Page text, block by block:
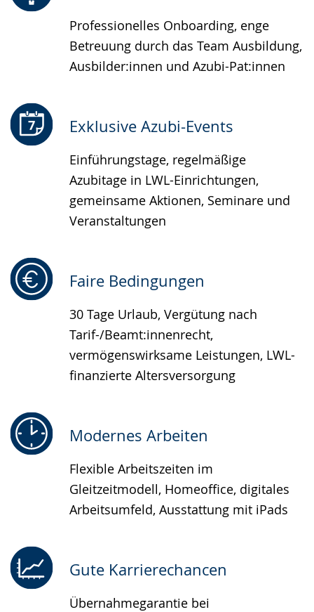
wird
Professionelles Onboarding, enge
Betreuung durch das Team Ausbildung,
Ausbilder:innen und Azubi-Pat:innen
Exklusive Azubi-Events
Einführungstage, regelmäßige
Azubitage in LWL-Einrichtungen,
gemeinsame Aktionen, Seminare und
Veranstaltungen
Faire Bedingungen
30 Tage Urlaub, Vergütung nach
Tarif-/Beamt:innenrecht,
vermögenswirksame Leistungen, LWL-
finanzierte Altersversorgung
Modernes Arbeiten
Flexible Arbeitszeiten im
Gleitzeitmodell, Homeoffice, digitales
Arbeitsumfeld, Ausstattung mit iPads
Gute Karrierechancen
Übernahmegarantie bei